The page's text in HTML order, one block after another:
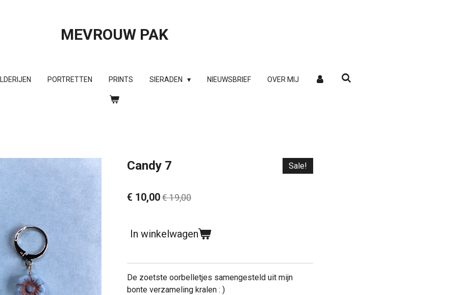
MEVROUW PAK
PORTRETTEN PRINTS SIERADEN NIEUWSBRIEF OVER MIJ
Candy 7 Sale!
€ 10,00€ 19,00
In winkelwagen
De zoetste oorbelletjes samengesteld uit mijn
bonte verzameling kralen : )